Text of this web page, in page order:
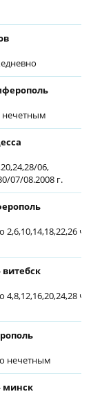
нечетным
06,
07/08.2008 г.
2,6,10,14,18,22,26
4,8,12,16,20,24,28
нечетным
минск